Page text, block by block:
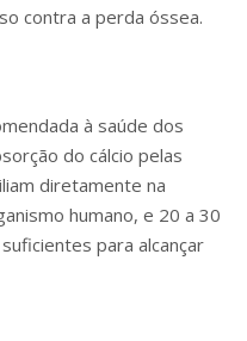
contra a perda óssea.
à saúde dos
do cálcio pelas
diretamente na
humano, e 20 a 30
para alcançar